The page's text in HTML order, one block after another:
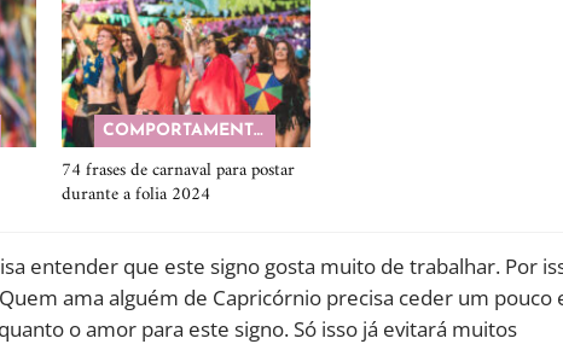
COMPORTAMENTO
74 frases de carnaval para postar
durante a folia 2024
entender que este signo gosta muito de trabalhar. Por
ama alguém de Capricórnio precisa ceder um pouco
o amor para este signo. Só isso já evitará muitos